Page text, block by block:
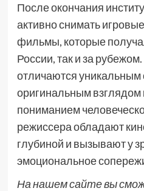
После окончания
активно снимать
фильмы, которые
России, так и за
отличаются уникальным
оригинальным взглядом
пониманием
режиссера обладают
глубиной и вызывают у
эмоциональное
На нашем сайте вы